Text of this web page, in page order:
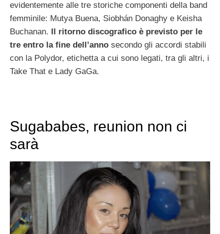
evidentemente alle tre storiche componenti della band
femminile: Mutya Buena, Siobhán Donaghy e Keisha
Buchanan. Il ritorno discografico è previsto per le
tre entro la fine dell’anno secondo gli accordi stabili
con la Polydor, etichetta a cui sono legati, tra gli altri, i
Take That e Lady GaGa.
Sugababes, reunion non ci
sarà